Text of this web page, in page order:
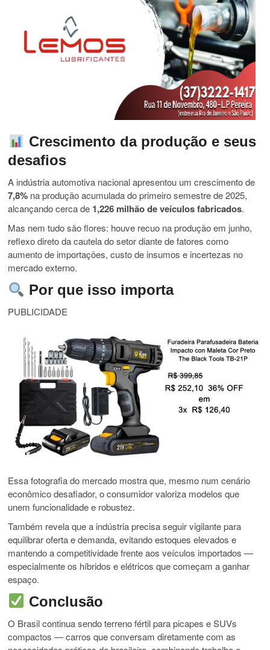
Crescimento da produção e seus
desafios
A indústria automotiva nacional apresentou um crescimento de
7,8% na produção acumulada do primeiro semestre de 2025,
alcançando cerca de 1,226 milhão de veículos fabricados.
Mas nem tudo são flores: houve recuo na produção em junho,
reflexo direto da cautela do setor diante de fatores como
aumento de importações, custo de insumos e incertezas no
mercado externo.
Por que isso importa
PUBLICIDADE
Essa fotografia do mercado mostra que, mesmo num cenário
econômico desafiador, o consumidor valoriza modelos que
unem funcionalidade e robustez.
Também revela que a indústria precisa seguir vigilante para
equilibrar oferta e demanda, evitando estoques elevados e
mantendo a competitividade frente aos veículos importados —
especialmente os híbridos e elétricos que começam a ganhar
espaço.
Conclusão
O Brasil continua sendo terreno fértil para picapes e SUVs
compactos — carros que conversam diretamente com as